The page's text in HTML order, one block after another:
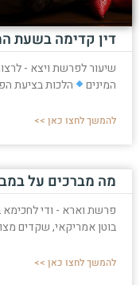
דין קדימה בשעת
שיעור לפרשת ויצא -
המינים
הלכות בציעת
להמשך לחצו כאן >>
מה מברכים על
פרשת וארא - ודי לחכימא
בוטן אמריקאי, שקדים
להמשך לחצו כאן >>